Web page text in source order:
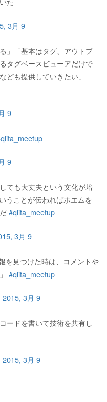
3月 9
」「基本はタグ、アウトプ
タグベースビューアだけで
ども提供していきたい」
9
9
ても大丈夫という文化が培
うことが伝わればポエムを
#qiita_meetup
3月 9
を見つけた時は、コメントや
#qiita_meetup
2015, 3月 9
ードを書いて技術を共有し
2015, 3月 9